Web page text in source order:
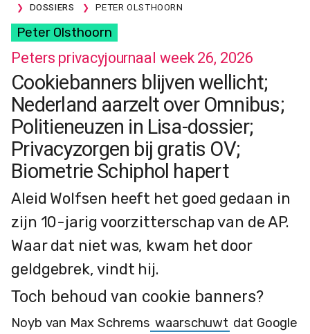
DOSSIERS PETER OLSTHOORN
Peter Olsthoorn
Peters privacyjournaal week 26, 2026
Cookiebanners blijven wellicht;
Nederland aarzelt over Omnibus;
Politieneuzen in Lisa-dossier;
Privacyzorgen bij gratis OV;
Biometrie Schiphol hapert
Aleid Wolfsen heeft het goed gedaan in
zijn 10-jarig voorzitterschap van de AP.
Waar dat niet was, kwam het door
geldgebrek, vindt hij.
Toch behoud van cookie banners?
Noyb van Max Schrems waarschuwt dat Google